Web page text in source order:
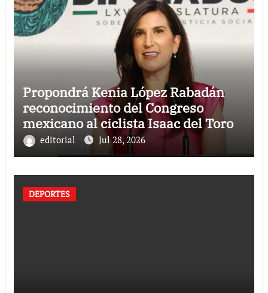
Propondrá Kenia López Rabadán
reconocimiento del Congreso
mexicano al ciclista Isaac del Toro
editorial Jul 28, 2026
DEPORTES